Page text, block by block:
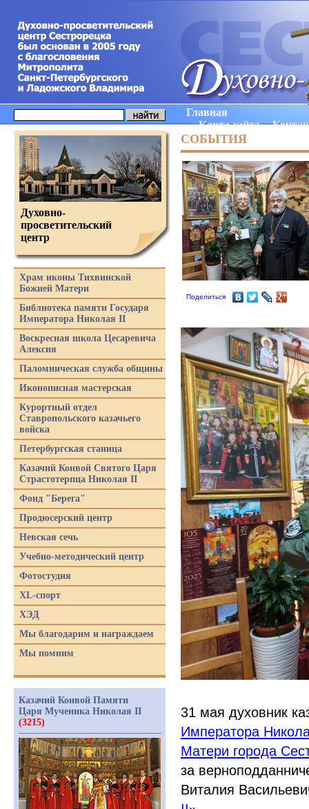
Главная
Карта сайта
СОБЫТИЯ
Поделиться
31 мая духовник
Императора
Матери города
за
Виталия
Духовно-
просветительский
центр
Храм иконы Тихвинской
Божией Матери
Библиотека памяти Государя
Императора Николая II
Воскресная школа Цесаревича
Алексия
Паломническая служба общины
Иконописная мастерская
Курортный отдел
Ставропольского казачьего
войска
Петербургская станица
Казачий Конвой Святого Царя
Страстотерпца Николая II
Фонд "Берега"
Продюсерский центр
Невская сечь
Учебно-методический центр
Фотостудия
XL-спорт
ХЭД
Мы благодарим и награждаем
Мы помним
Казачий Конвой Памяти
Царя Мученика Николая II
(3215)